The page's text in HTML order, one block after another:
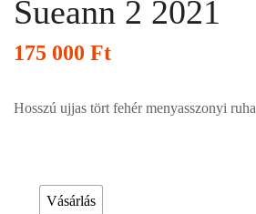
Sueann 2 2021
175 000 Ft
Hosszú ujjas tört fehér menyasszonyi ruha
Vásárlás